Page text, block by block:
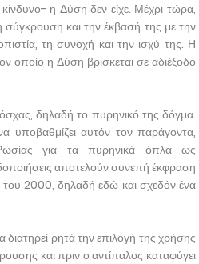
η Δύση δεν είχε. Μέχρι τώρα,
σύγκρουση και την έκβασή της με την
τη συνοχή και την ισχύ της: Η
οποίο η Δύση βρίσκεται σε αδιέξοδο
δηλαδή το πυρηνικό της δόγμα.
υποβαθμίζει αυτόν τον παράγοντα,
Ρωσίας για τα πυρηνικά όπλα ως
αποτελούν συνεπή έκφραση
του 2000, δηλαδή εδώ και σχεδόν ένα
ρητά την επιλογή της χρήσης
και πριν ο αντίπαλος καταφύγει